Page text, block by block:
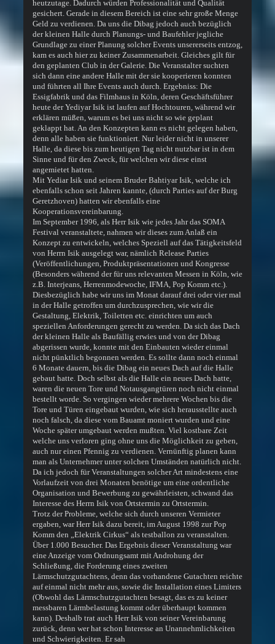
heutzutage. Dadurch würden Professionalität und Qualität
gesichert. Gerade in diesem Bereich ist eine sehr große Menge
Geld zu verdienen. Da uns die Dibag jedoch auch bezüglich
der kleinen Halle durch Planungs- und Baufehler jegliche
Grundlage zu einer Planung solcher Events unsererseits entzog,
kam es auch hier zu keiner Zusammenarbeit. Gleiches gilt für
den geplanten Club in der Galerie. Die Veranstalter suchten
sich dann eine andere Halle mit der sie kooperieren konnten
und führten all Ihre Events auch durch. Ergebniss: Die
Essigfabrik und das Filmhaus in Köln, deren Geschäftsführer
heute der Yediyar Isik ist laufen auf Hochtouren, während wir
erklären müßen, warum es bei uns nicht so wie geplant
geklappt hat. An den Konzepten kann es nicht gelegen haben,
denn alle haben sie funktioniert. Nur leider nicht in unserer
Halle, da diese bis zum heutigen Tag nicht nutzbar ist in dem
Sinne und für den Zweck, für welchen wir diese einst
angemietet hatten.
Mit Yediar Isik und seinem Bruder Bahtiyar Isik, welche ich
ebenfalls schon seit Jahren kannte, (durch Parties auf der Burg
Geretzhoven) hatten wir ebenfalls eine
Kooperationsvereinbarung.
Im September 1996, als Herr Isik wie jedes Jahr das SOMA
Festival veranstaltete, nahmen wir dieses zum Anlaß ein
Konzept zu entwickeln, welches Speziell auf das Tätigkeitsfeld
von Herrn Isik ausgelegt war, nämlich Release Parties
(Veröffentlichungen, Produktpräsentationen und Kongresse
(Besonders während der für uns relevanten Messen in Köln, wie
z.B. Interjeans, Herrenmodewoche, IFMA, Pop Komm etc.).
Diesbezüglich habe wir uns im Monat darauf drei oder vier mal
in der Halle getroffen um durchzusprechen, wie wir die
Gestaltung, Elektrik, Toiletten etc. einrichten um auch
speziellen Anforderungen gerecht zu werden. Da sich das Dach
der kleinen Halle als Baufällig erwies und von der Dibag
abgerissen wurde, konnte mit den Einbauten wieder einmal
nicht pünktlich begonnen werden. Es sollte dann noch einmal
6 Monate dauern, bis die Dibag ein neues Dach auf die Halle
gebaut hatte. Doch selbst als die Halle ein neues Dach hatte,
waren die neuen Tore und Notausgangtüren noch nicht einmal
bestellt worde. So vergingen wieder mehrere Wochen bis die
Tore und Türen eingebaut wurden, wie sich herausstellte auch
noch falsch, da diese vom Bauamt moniert wurden und eine
Woche später umgebaut werden mußten. Viel kostbare Zeit
welche uns verloren ging ohne uns die Möglichkeit zu geben,
auch nur einen Pfennig zu verdienen. Vernünftig planen kann
man als Unternehmer unter solchen Umständen natürlich nicht.
Da ich jedoch für Veranstaltungen solcher Art mindestens eine
Vorlaufzeit von drei Monaten benötige um eine ordentliche
Organisation und Bewerbung zu gewährleisten, schwand das
Interesse des Herrn Isik von Ortstermin zu Ortstermin.
Trotz der Probleme, welche sich durch unseren Vermieter
ergaben, war Herr Isik dazu bereit, im August 1998 zur Pop
Komm den „Elektrik Cirkus“ als testballon zu veranstalten.
Über 1.000 Besucher. Das Ergebnis dieser Veranstaltung war
eine Anzeige vom Ordnungsamt mit Androhung der
Schließung, die Forderung eines zweiten
Lärmschutzgutachtens, denn das vorhandene Gutachten reichte
auf einmal nicht mehr aus, sowie die Installation eines Limiters
(Obwohl das Lärmschutzgutachten besagt, das es zu keiner
messbaren Lärmbelastung kommt oder überhaupt kommen
kann). Deshalb trat auch Herr Isik von seiner Vereinbarung
zurück, denn wer hat schon Interesse an Unannehmlichkeiten
und Schwierigkeiten. Er sah